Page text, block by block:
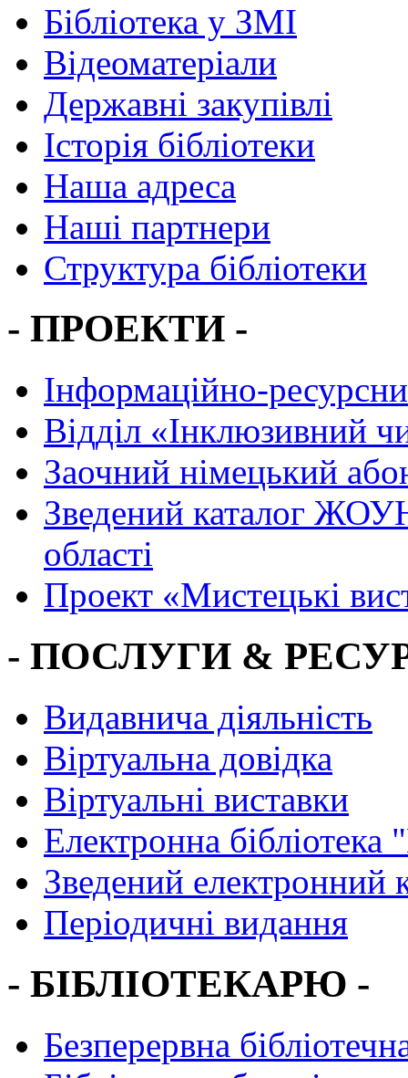
Бібліотека у ЗМІ
Відеоматеріали
Державні закупівлі
Історія бібліотеки
Наша адреса
Наші партнери
Структура бібліотеки
- ПРОЕКТИ -
Інформаційно-
Вiддiл «Інклюзивний
Заочний німецький
Зведений каталог
області
Проект «Мистецькі
- ПОСЛУГИ &
Видавнича діяльність
Віртуальна довідка
Віртуальні виставки
Електронна
Зведений електронний
Періодичні видання
- БІБЛІОТЕКАРЮ -
Безперервна